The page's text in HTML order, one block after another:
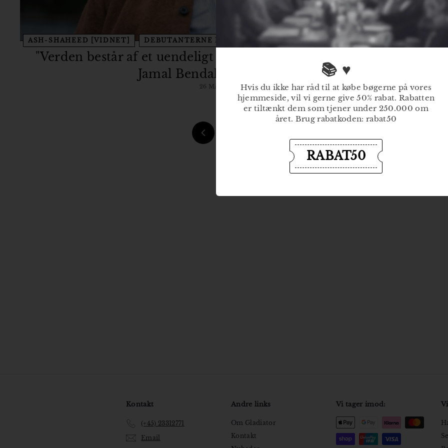
ASH-SHAHEED [VIDNET] DEBUTANTERNE PÅ DR.DK INTERVIEW JAMAL BENDAHMAN
"Verden består af et uendeligt antal nuancer" - Interview med
Jamal Bendahman på dr.dk
26 MAR., 2019
Forrige
Kontakt
(+45) 23312771
Email
Andre links
Om Gladiator
Kontakt
Vi tager imod:
📚 ♥
Hvis du ikke har råd til at købe bøgerne på vores
hjemmeside, vil vi gerne give 50% rabat. Rabatten
er tiltænkt dem som tjener under 250.000 om
året. Brug rabatkoden: rabat50
RABAT50